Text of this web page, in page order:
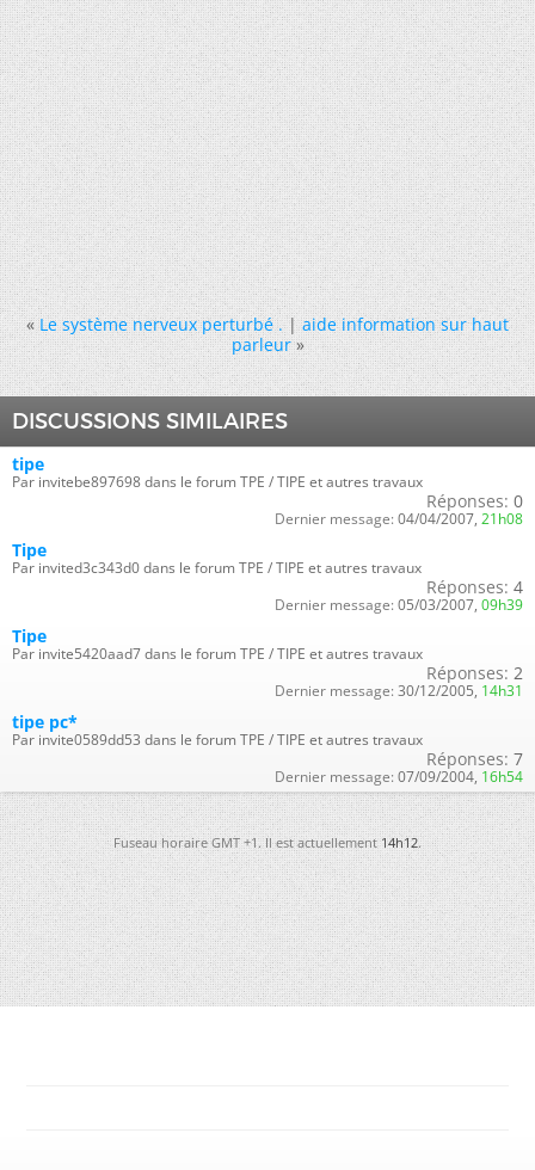
« Le système nerveux perturbé .|aide information sur haut
parleur »
DISCUSSIONS SIMILAIRES
tipe
Par invitebe897698 dans le forum TPE / TIPE et autres travaux
Réponses: 0
Dernier message: 04/04/2007, 21h08
Tipe
Par invited3c343d0 dans le forum TPE / TIPE et autres travaux
Réponses: 4
Dernier message: 05/03/2007, 09h39
Tipe
Par invite5420aad7 dans le forum TPE / TIPE et autres travaux
Réponses: 2
Dernier message: 30/12/2005, 14h31
tipe pc*
Par invite0589dd53 dans le forum TPE / TIPE et autres travaux
Réponses: 7
Dernier message: 07/09/2004, 16h54
Fuseau horaire GMT +1. Il est actuellement14h12.